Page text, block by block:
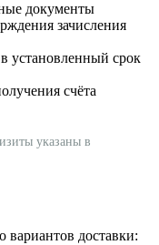
документы
зачисления
установленный срок
счёта
указаны в
вариантов доставки: